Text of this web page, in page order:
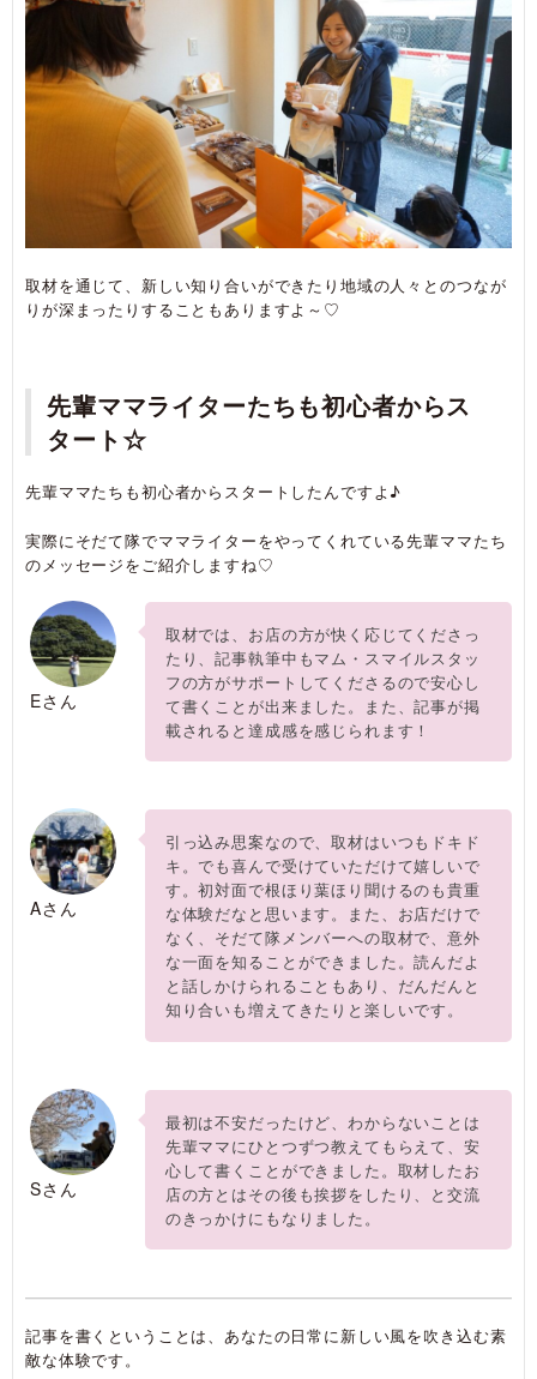
取材を通じて、新しい知り合いができたり地域の人々とのつなが
りが深まったりすることもありますよ～♡
先輩ママライターたちも初心者からス
タート☆
先輩ママたちも初心者からスタートしたんですよ♪
実際にそだて隊でママライターをやってくれている先輩ママたち
のメッセージをご紹介しますね♡
Eさん
取材では、お店の方が快く応じてくださっ
たり、記事執筆中もマム・スマイルスタッ
フの方がサポートしてくださるので安心し
て書くことが出来ました。また、記事が掲
載されると達成感を感じられます！
Aさん
引っ込み思案なので、取材はいつもドキド
キ。でも喜んで受けていただけて嬉しいで
す。初対面で根ほり葉ほり聞けるのも貴重
な体験だなと思います。また、お店だけで
なく、そだて隊メンバーへの取材で、意外
な一面を知ることができました。読んだよ
と話しかけられることもあり、だんだんと
知り合いも増えてきたりと楽しいです。
Sさん
最初は不安だったけど、わからないことは
先輩ママにひとつずつ教えてもらえて、安
心して書くことができました。取材したお
店の方とはその後も挨拶をしたり、と交流
のきっかけにもなりました。
記事を書くということは、あなたの日常に新しい風を吹き込む素
敵な体験です。